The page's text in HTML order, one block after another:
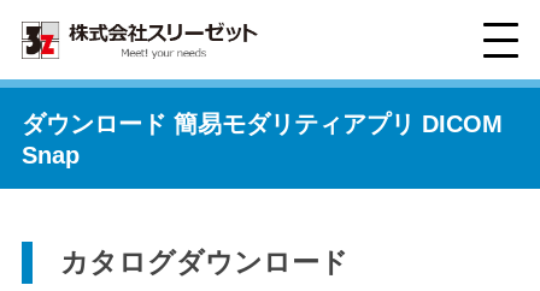
ダウンロード 簡易モダリティアプリ DICOM
Snap
カタログダウンロード